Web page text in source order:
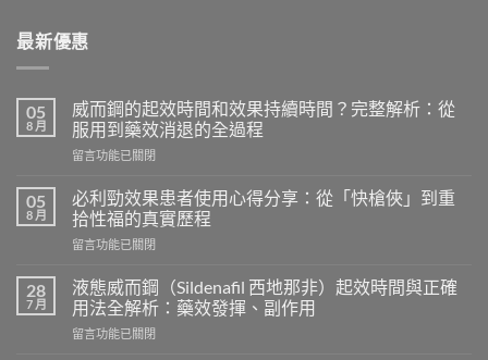
最新優惠
05
8 月
威而鋼的起效時間和效果持續時間？完整解析：從
服用到藥效消退的全過程
在
而
鋼
的
起
時
間
和
效
留言功能已關閉
05
8 月
必利勁效果患者使用心得分享：從「快槍俠」到重
拾性福的真實歷程
在
利
勁
效
果
留言功能已關閉
28
7 月
液態威而鋼（Sildenafil 西地那非）起效時間與正確
用法全解析：藥效發揮、副作用
在
留言功能已關閉